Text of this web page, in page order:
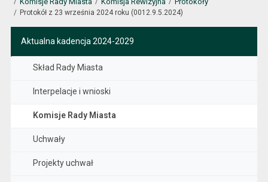
Protokół z 23 września 2024 roku (0012.9.5.2024)
Aktualna kadencja 2024-2029
Skład Rady Miasta
Interpelacje i wnioski
Komisje Rady Miasta
Uchwały
Projekty uchwał